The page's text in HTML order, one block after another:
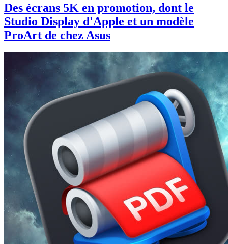
Des écrans 5K en promotion, dont le
Studio Display d'Apple et un modèle
ProArt de chez Asus